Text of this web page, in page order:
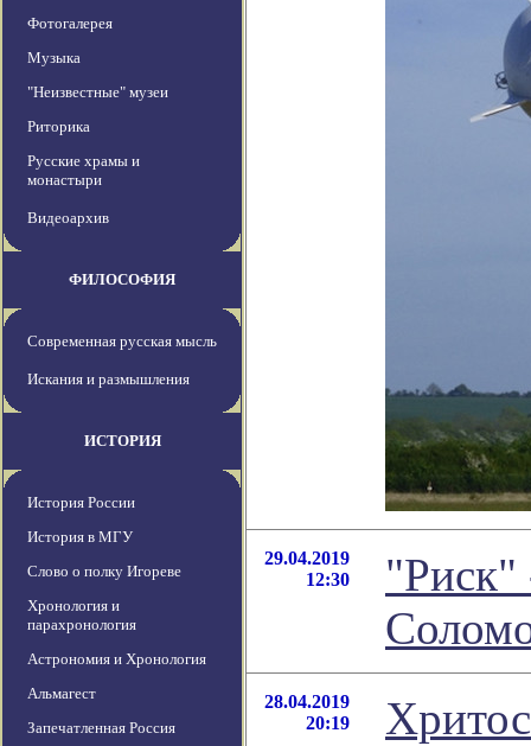
Фотогалерея
Музыка
"Неизвестные" музеи
Риторика
Русские храмы и
монастыри
Видеоархив
ФИЛОСОФИЯ
Современная русская мысль
Искания и размышления
ИСТОРИЯ
История России
История в МГУ
Слово о полку Игореве
Хронология и
парахронология
Астрономия и Хронология
Альмагест
Запечатленная Россия
29.04.2019
12:30
"Риск"
28.04.2019
20:19